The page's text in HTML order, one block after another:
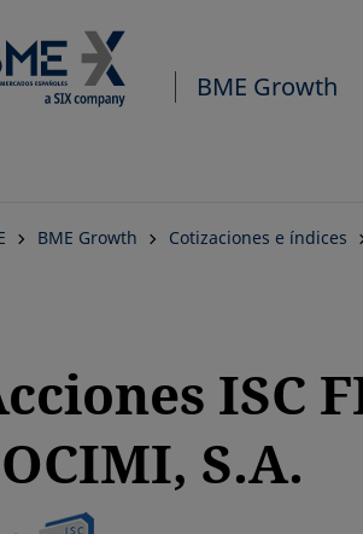
BME Growth
BME Growth Cotizaciones e índices
ISC
S.A.